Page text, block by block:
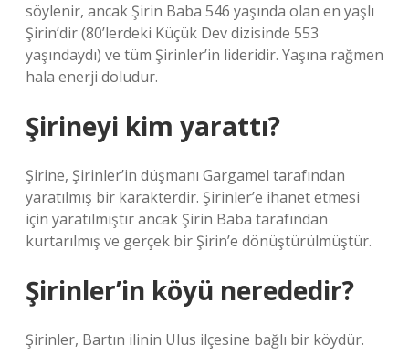
söylenir, ancak Şirin Baba 546 yaşında olan en yaşlı
Şirin’dir (80’lerdeki Küçük Dev dizisinde 553
yaşındaydı) ve tüm Şirinler’in lideridir. Yaşına rağmen
hala enerji doludur.
Şirineyi kim yarattı?
Şirine, Şirinler’in düşmanı Gargamel tarafından
yaratılmış bir karakterdir. Şirinler’e ihanet etmesi
için yaratılmıştır ancak Şirin Baba tarafından
kurtarılmış ve gerçek bir Şirin’e dönüştürülmüştür.
Şirinler’in köyü nerededir?
Şirinler, Bartın ilinin Ulus ilçesine bağlı bir köydür.